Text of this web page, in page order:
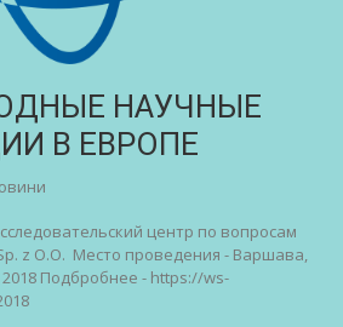
НАУЧНЫЕ
В ЕВРОПЕ
центр по вопросам
z O.O. Место проведения - Варшава,
Подбробнее - https://ws-